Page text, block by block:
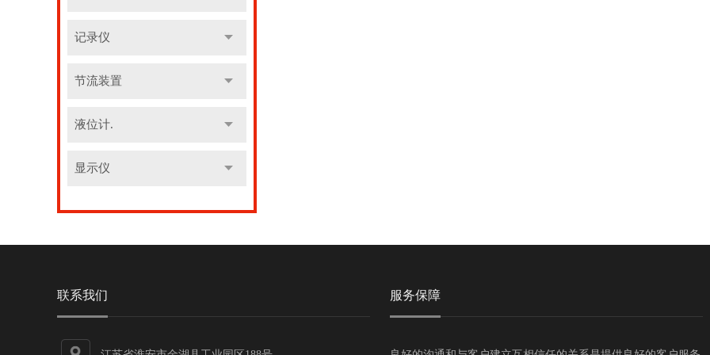
记录仪
节流装置
液位计.
显示仪
联系我们 服务保障